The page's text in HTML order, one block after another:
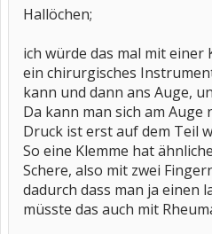
Hallöchen;
ich würde das mal mit einer
ein chirurgisches
kann und dann ans Auge,
Da kann man sich am
Druck ist erst auf dem Teil
So eine Klemme hat
Schere, also mit zwei
dadurch dass man ja einen
müsste das auch mit